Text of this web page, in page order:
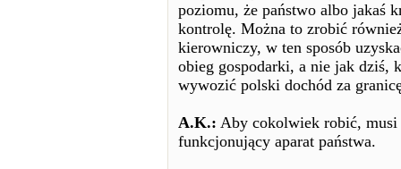
poziomu, że państwo albo jakaś
kontrolę. Można to zrobić
kierowniczy, w ten sposób
obieg gospodarki, a nie jak dziś,
wywozić polski dochód za
A.K.: Aby cokolwiek robić, musi
funkcjonujący aparat państwa.